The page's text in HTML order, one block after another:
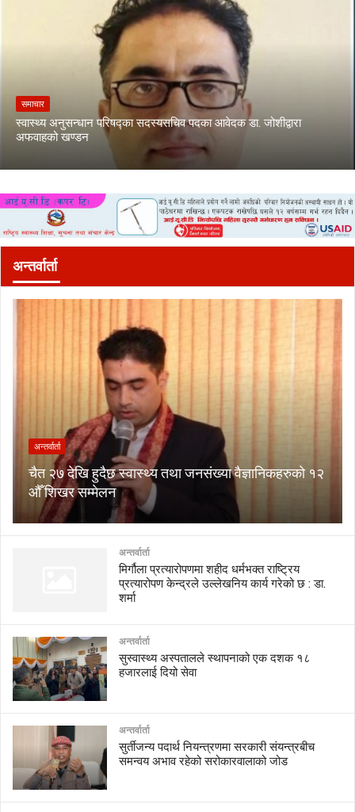
समाचार
स्वास्थ्य अनुसन्धान परिषद्का सदस्यसचिव पदका आवेदक डा. जोशीद्वारा
अफवाहको खण्डन
अन्तर्वार्ता
अन्तर्वार्ता
चैत २७ देखि हुदैछ स्वास्थ्य तथा जनसंख्या वैज्ञानिकहरुको १२
औँ शिखर सम्मेलन
अन्तर्वार्ता
मिर्गौला प्रत्यारोपणमा शहीद धर्मभक्त राष्ट्रिय
प्रत्यारोपण केन्द्रले उल्लेखनिय कार्य गरेको छ : डा.
शर्मा
अन्तर्वार्ता
सुस्वास्थ्य अस्पतालले स्थापनाको एक दशक १८
हजारलाई दियो सेवा
अन्तर्वार्ता
सुर्तीजन्य पदार्थ नियन्त्रणमा सरकारी संयन्त्रबीच
समन्वय अभाव रहेको सरोकारवालाको जोड